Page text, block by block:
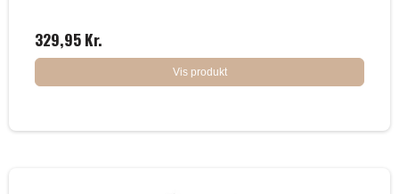
329,95 Kr.
Vis produkt